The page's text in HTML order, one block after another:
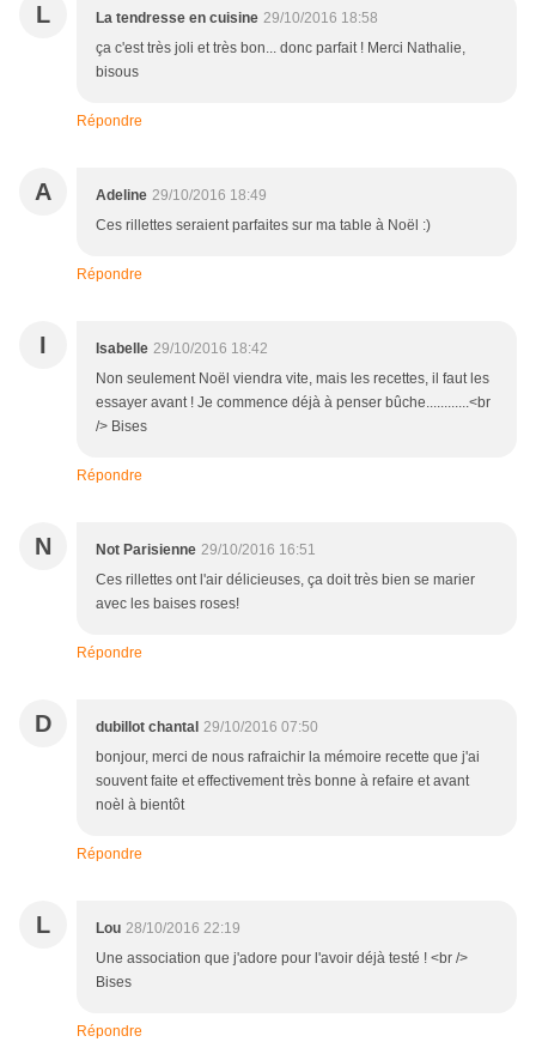
L La tendresse en cuisine 29/10/2016 18:58
ça c'est très joli et très bon... donc parfait ! Merci Nathalie,
bisous
Répondre
A Adeline 29/10/2016 18:49
Ces rillettes seraient parfaites sur ma table à Noël :)
Répondre
I Isabelle 29/10/2016 18:42
Non seulement Noël viendra vite, mais les recettes, il faut les
essayer avant ! Je commence déjà à penser bûche............<br
/> Bises
Répondre
N Not Parisienne 29/10/2016 16:51
Ces rillettes ont l'air délicieuses, ça doit très bien se marier
avec les baises roses!
Répondre
D dubillot chantal 29/10/2016 07:50
bonjour, merci de nous rafraichir la mémoire recette que j'ai
souvent faite et effectivement très bonne à refaire et avant
noèl à bientôt
Répondre
L Lou 28/10/2016 22:19
Une association que j'adore pour l'avoir déjà testé ! <br />
Bises
Répondre